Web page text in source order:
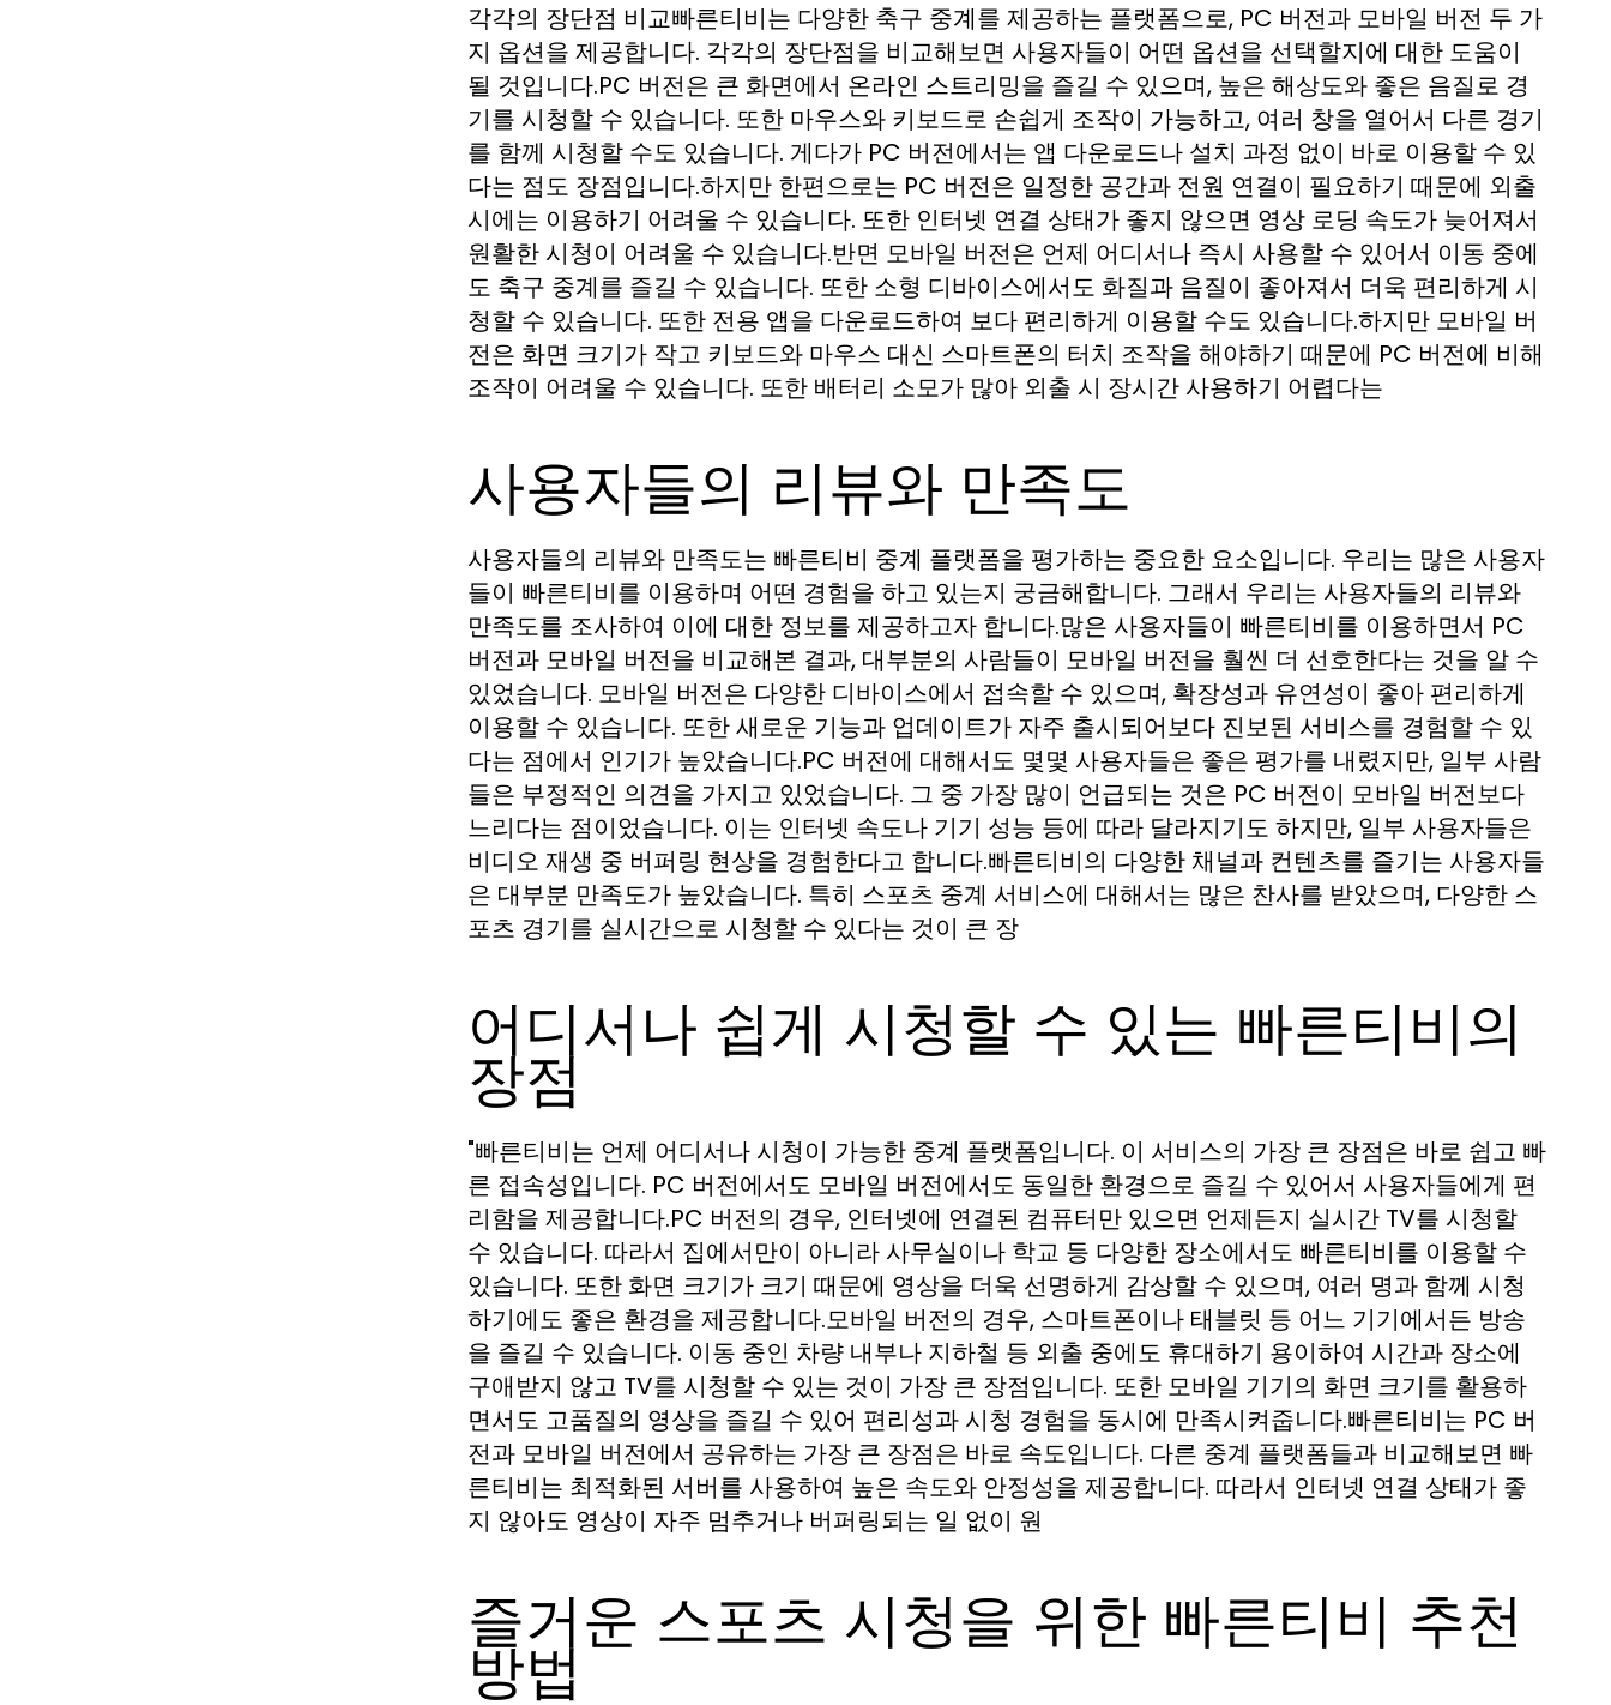
각각의 장단점 비교빠른티비는 다양한 축구 중계를 제공하는 플랫폼으로, PC 버전과 모바일 버전 두 가
지 옵션을 제공합니다. 각각의 장단점을 비교해보면 사용자들이 어떤 옵션을 선택할지에 대한 도움이
될 것입니다.PC 버전은 큰 화면에서 온라인 스트리밍을 즐길 수 있으며, 높은 해상도와 좋은 음질로 경
기를 시청할 수 있습니다. 또한 마우스와 키보드로 손쉽게 조작이 가능하고, 여러 창을 열어서 다른 경기
를 함께 시청할 수도 있습니다. 게다가 PC 버전에서는 앱 다운로드나 설치 과정 없이 바로 이용할 수 있
다는 점도 장점입니다.하지만 한편으로는 PC 버전은 일정한 공간과 전원 연결이 필요하기 때문에 외출
시에는 이용하기 어려울 수 있습니다. 또한 인터넷 연결 상태가 좋지 않으면 영상 로딩 속도가 늦어져서
원활한 시청이 어려울 수 있습니다.반면 모바일 버전은 언제 어디서나 즉시 사용할 수 있어서 이동 중에
도 축구 중계를 즐길 수 있습니다. 또한 소형 디바이스에서도 화질과 음질이 좋아져서 더욱 편리하게 시
청할 수 있습니다. 또한 전용 앱을 다운로드하여 보다 편리하게 이용할 수도 있습니다.하지만 모바일 버
전은 화면 크기가 작고 키보드와 마우스 대신 스마트폰의 터치 조작을 해야하기 때문에 PC 버전에 비해
조작이 어려울 수 있습니다. 또한 배터리 소모가 많아 외출 시 장시간 사용하기 어렵다는
사용자들의 리뷰와 만족도
사용자들의 리뷰와 만족도는 빠른티비 중계 플랫폼을 평가하는 중요한 요소입니다. 우리는 많은 사용자
들이 빠른티비를 이용하며 어떤 경험을 하고 있는지 궁금해합니다. 그래서 우리는 사용자들의 리뷰와
만족도를 조사하여 이에 대한 정보를 제공하고자 합니다.많은 사용자들이 빠른티비를 이용하면서 PC
버전과 모바일 버전을 비교해본 결과, 대부분의 사람들이 모바일 버전을 훨씬 더 선호한다는 것을 알 수
있었습니다. 모바일 버전은 다양한 디바이스에서 접속할 수 있으며, 확장성과 유연성이 좋아 편리하게
이용할 수 있습니다. 또한 새로운 기능과 업데이트가 자주 출시되어보다 진보된 서비스를 경험할 수 있
다는 점에서 인기가 높았습니다.PC 버전에 대해서도 몇몇 사용자들은 좋은 평가를 내렸지만, 일부 사람
들은 부정적인 의견을 가지고 있었습니다. 그 중 가장 많이 언급되는 것은 PC 버전이 모바일 버전보다
느리다는 점이었습니다. 이는 인터넷 속도나 기기 성능 등에 따라 달라지기도 하지만, 일부 사용자들은
비디오 재생 중 버퍼링 현상을 경험한다고 합니다.빠른티비의 다양한 채널과 컨텐츠를 즐기는 사용자들
은 대부분 만족도가 높았습니다. 특히 스포츠 중계 서비스에 대해서는 많은 찬사를 받았으며, 다양한 스
포츠 경기를 실시간으로 시청할 수 있다는 것이 큰 장
어디서나 쉽게 시청할 수 있는 빠른티비의
장점
"빠른티비는 언제 어디서나 시청이 가능한 중계 플랫폼입니다. 이 서비스의 가장 큰 장점은 바로 쉽고 빠
른 접속성입니다. PC 버전에서도 모바일 버전에서도 동일한 환경으로 즐길 수 있어서 사용자들에게 편
리함을 제공합니다.PC 버전의 경우, 인터넷에 연결된 컴퓨터만 있으면 언제든지 실시간 TV를 시청할
수 있습니다. 따라서 집에서만이 아니라 사무실이나 학교 등 다양한 장소에서도 빠른티비를 이용할 수
있습니다. 또한 화면 크기가 크기 때문에 영상을 더욱 선명하게 감상할 수 있으며, 여러 명과 함께 시청
하기에도 좋은 환경을 제공합니다.모바일 버전의 경우, 스마트폰이나 태블릿 등 어느 기기에서든 방송
을 즐길 수 있습니다. 이동 중인 차량 내부나 지하철 등 외출 중에도 휴대하기 용이하여 시간과 장소에
구애받지 않고 TV를 시청할 수 있는 것이 가장 큰 장점입니다. 또한 모바일 기기의 화면 크기를 활용하
면서도 고품질의 영상을 즐길 수 있어 편리성과 시청 경험을 동시에 만족시켜줍니다.빠른티비는 PC 버
전과 모바일 버전에서 공유하는 가장 큰 장점은 바로 속도입니다. 다른 중계 플랫폼들과 비교해보면 빠
른티비는 최적화된 서버를 사용하여 높은 속도와 안정성을 제공합니다. 따라서 인터넷 연결 상태가 좋
지 않아도 영상이 자주 멈추거나 버퍼링되는 일 없이 원
즐거운 스포츠 시청을 위한 빠른티비 추천
방법